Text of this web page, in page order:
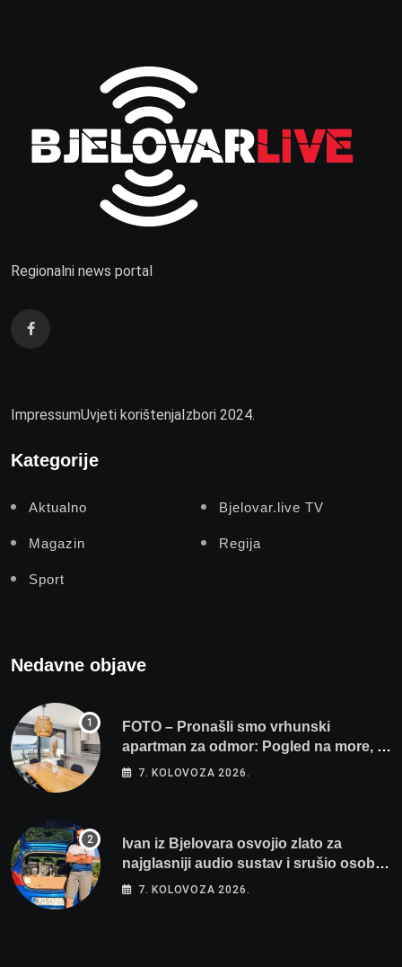
Regionalni news portal
ImpressumUvjeti korištenjaIzbori 2024.
Kategorije
Aktualno Bjelovar.live TV
Magazin Regija
Sport
Nedavne objave
FOTO – Pronašli smo vrhunski
apartman za odmor: Pogled na more, tri
spavaće sobe i terasa koja osvaja
7. KOLOVOZA 2026.
Ivan iz Bjelovara osvojio zlato za
najglasniji audio sustav i srušio osobni
rekord od čak 145,9 dB!
7. KOLOVOZA 2026.